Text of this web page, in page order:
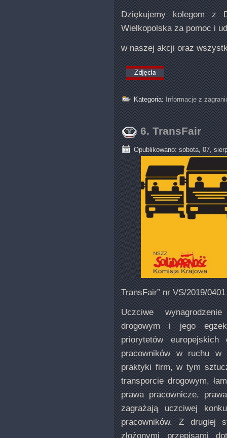
Dziękujemy kolegom z
Wielkopolska za pomoc i
w naszej akcji oraz
Kategoria:Informacje z
6. TransFair
Opublikowano: sobota, 07,
TransFair” nr VS/2019/0401
Uczciwe
drogowym i jego
priorytetów
pracowników w ruchu w
praktyki firm, w tym
transporcie drogowym,
prawa pracownicze,
zagrażają uczciwej
pracowników. Z drugiej
złożonymi przepisami